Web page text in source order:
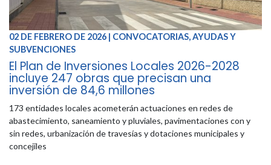
02 DE FEBRERO DE 2026 | CONVOCATORIAS, AYUDAS Y
SUBVENCIONES
El Plan de Inversiones Locales 2026-2028
incluye 247 obras que precisan una
inversión de 84,6 millones
173 entidades locales acometerán actuaciones en redes de
abastecimiento, saneamiento y pluviales, pavimentaciones con y
sin redes, urbanización de travesías y dotaciones municipales y
concejiles